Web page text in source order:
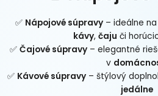
✅ Nápojové súpravy – ideálne
kávy, čaju či
✅ Čajové súpravy– elegantné
v
✅ Kávové súpravy – štýlový
jedálne